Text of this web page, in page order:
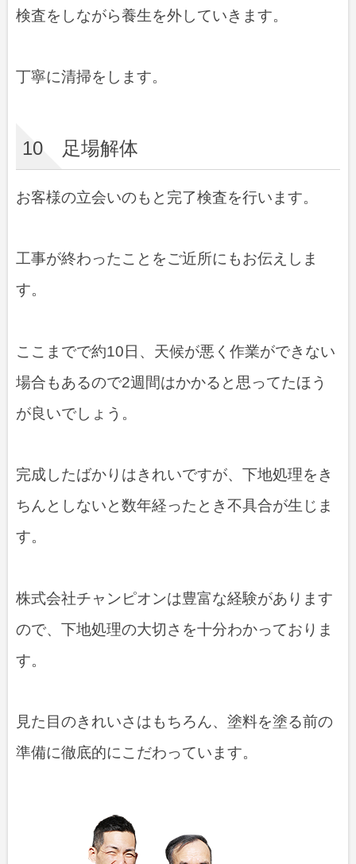
検査をしながら養生を外していきます。
丁寧に清掃をします。
10 足場解体
お客様の立会いのもと完了検査を行います。
工事が終わったことをご近所にもお伝えしま
す。
ここまでで約10日、天候が悪く作業ができない
場合もあるので2週間はかかると思ってたほう
が良いでしょう。
完成したばかりはきれいですが、下地処理をき
ちんとしないと数年経ったとき不具合が生じま
す。
株式会社チャンピオンは豊富な経験があります
ので、下地処理の大切さを十分わかっておりま
す。
見た目のきれいさはもちろん、塗料を塗る前の
準備に徹底的にこだわっています。